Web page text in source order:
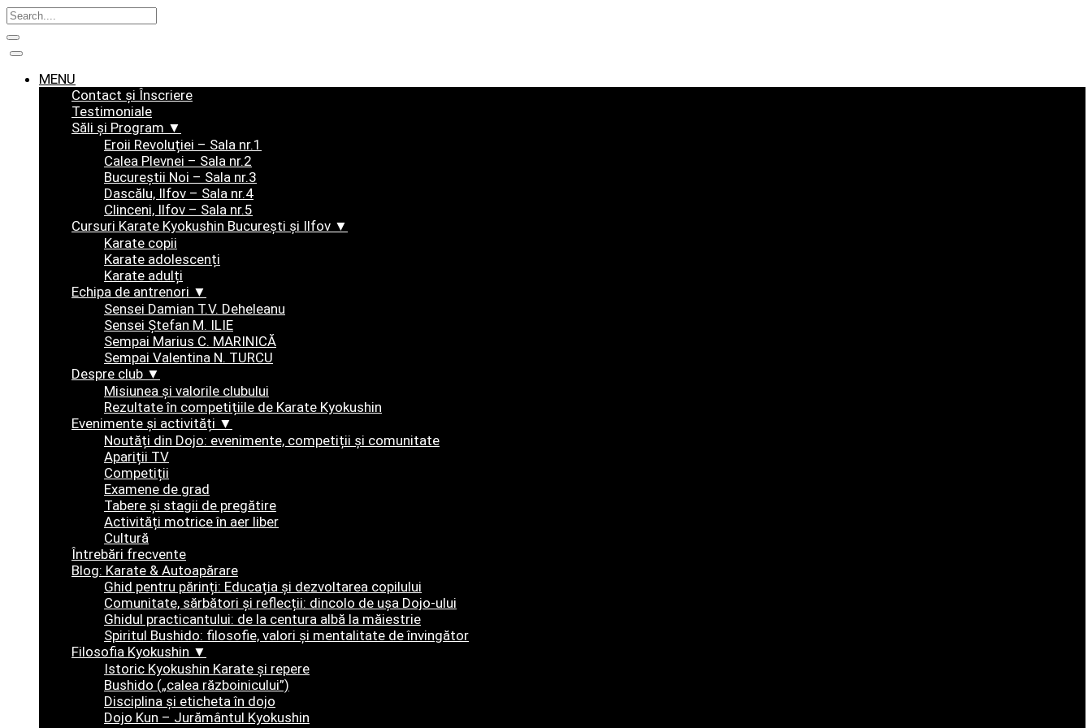
Skip
contentMENU
Contact și Înscriere
Testimoniale
Săli și Program ▼
Eroii Revoluției – Sala nr.1
Calea Plevnei – Sala nr.2
Bucureștii Noi – Sala nr.3
Dascălu, Ilfov – Sala nr.4
Clinceni, Ilfov – Sala nr.5
Cursuri Karate Kyokushin București și Ilfov ▼
Karate copii
Karate adolescenți
Karate adulți
Echipa de antrenori ▼
Sensei Damian T.V. Deheleanu
Sensei Ștefan M. ILIE
Sempai Marius C. MARINICĂ
Sempai Valentina N. TURCU
Despre club ▼
Misiunea și valorile clubului
Rezultate în competițiile de Karate Kyokushin
Evenimente și activități ▼
Noutăți din Dojo: evenimente, competiții și comunitate
Apariții TV
Competiții
Examene de grad
Tabere și stagii de pregătire
Activități motrice în aer liber
Cultură
Întrebări frecvente
Blog: Karate & Autoapărare
Ghid pentru părinți: Educația și dezvoltarea copilului
Comunitate, sărbători și reflecții: dincolo de ușa Dojo-ului
Ghidul practicantului: de la centura albă la măiestrie
Spiritul Bushido: filosofie, valori și mentalitate de învingător
Filosofia Kyokushin ▼
Istoric Kyokushin Karate și repere
Bushido („calea războinicului”)
Disciplina şi eticheta în dojo
Dojo Kun – Jurământul Kyokushin